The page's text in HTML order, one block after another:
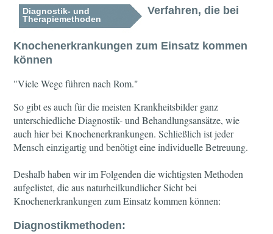
Diagnostik- und
Therapiemethoden
Verfahren, die bei
Knochenerkrankungen zum Einsatz kommen
können
"Viele Wege führen nach Rom."
So gibt es auch für die meisten Krankheitsbilder ganz
unterschiedliche Diagnostik- und Behandlungsansätze, wie
auch hier bei Knochenerkrankungen. Schließlich ist jeder
Mensch einzigartig und benötigt eine individuelle Betreuung.
Deshalb haben wir im Folgenden die wichtigsten Methoden
aufgelistet, die aus naturheilkundlicher Sicht bei
Knochenerkrankungen zum Einsatz kommen können:
Diagnostikmethoden: